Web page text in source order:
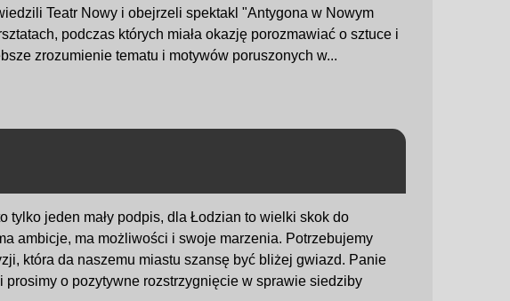
Teatr Nowy i obejrzeli spektakl "Antygona w Nowym
podczas których miała okazję porozmawiać o sztuce i
zrozumienie tematu i motywów poruszonych w...
tylko jeden mały podpis, dla Łodzian to wielki skok do
ambicje, ma możliwości i swoje marzenia. Potrzebujemy
która da naszemu miastu szansę być bliżej gwiazd. Panie
prosimy o pozytywne rozstrzygnięcie w sprawie siedziby